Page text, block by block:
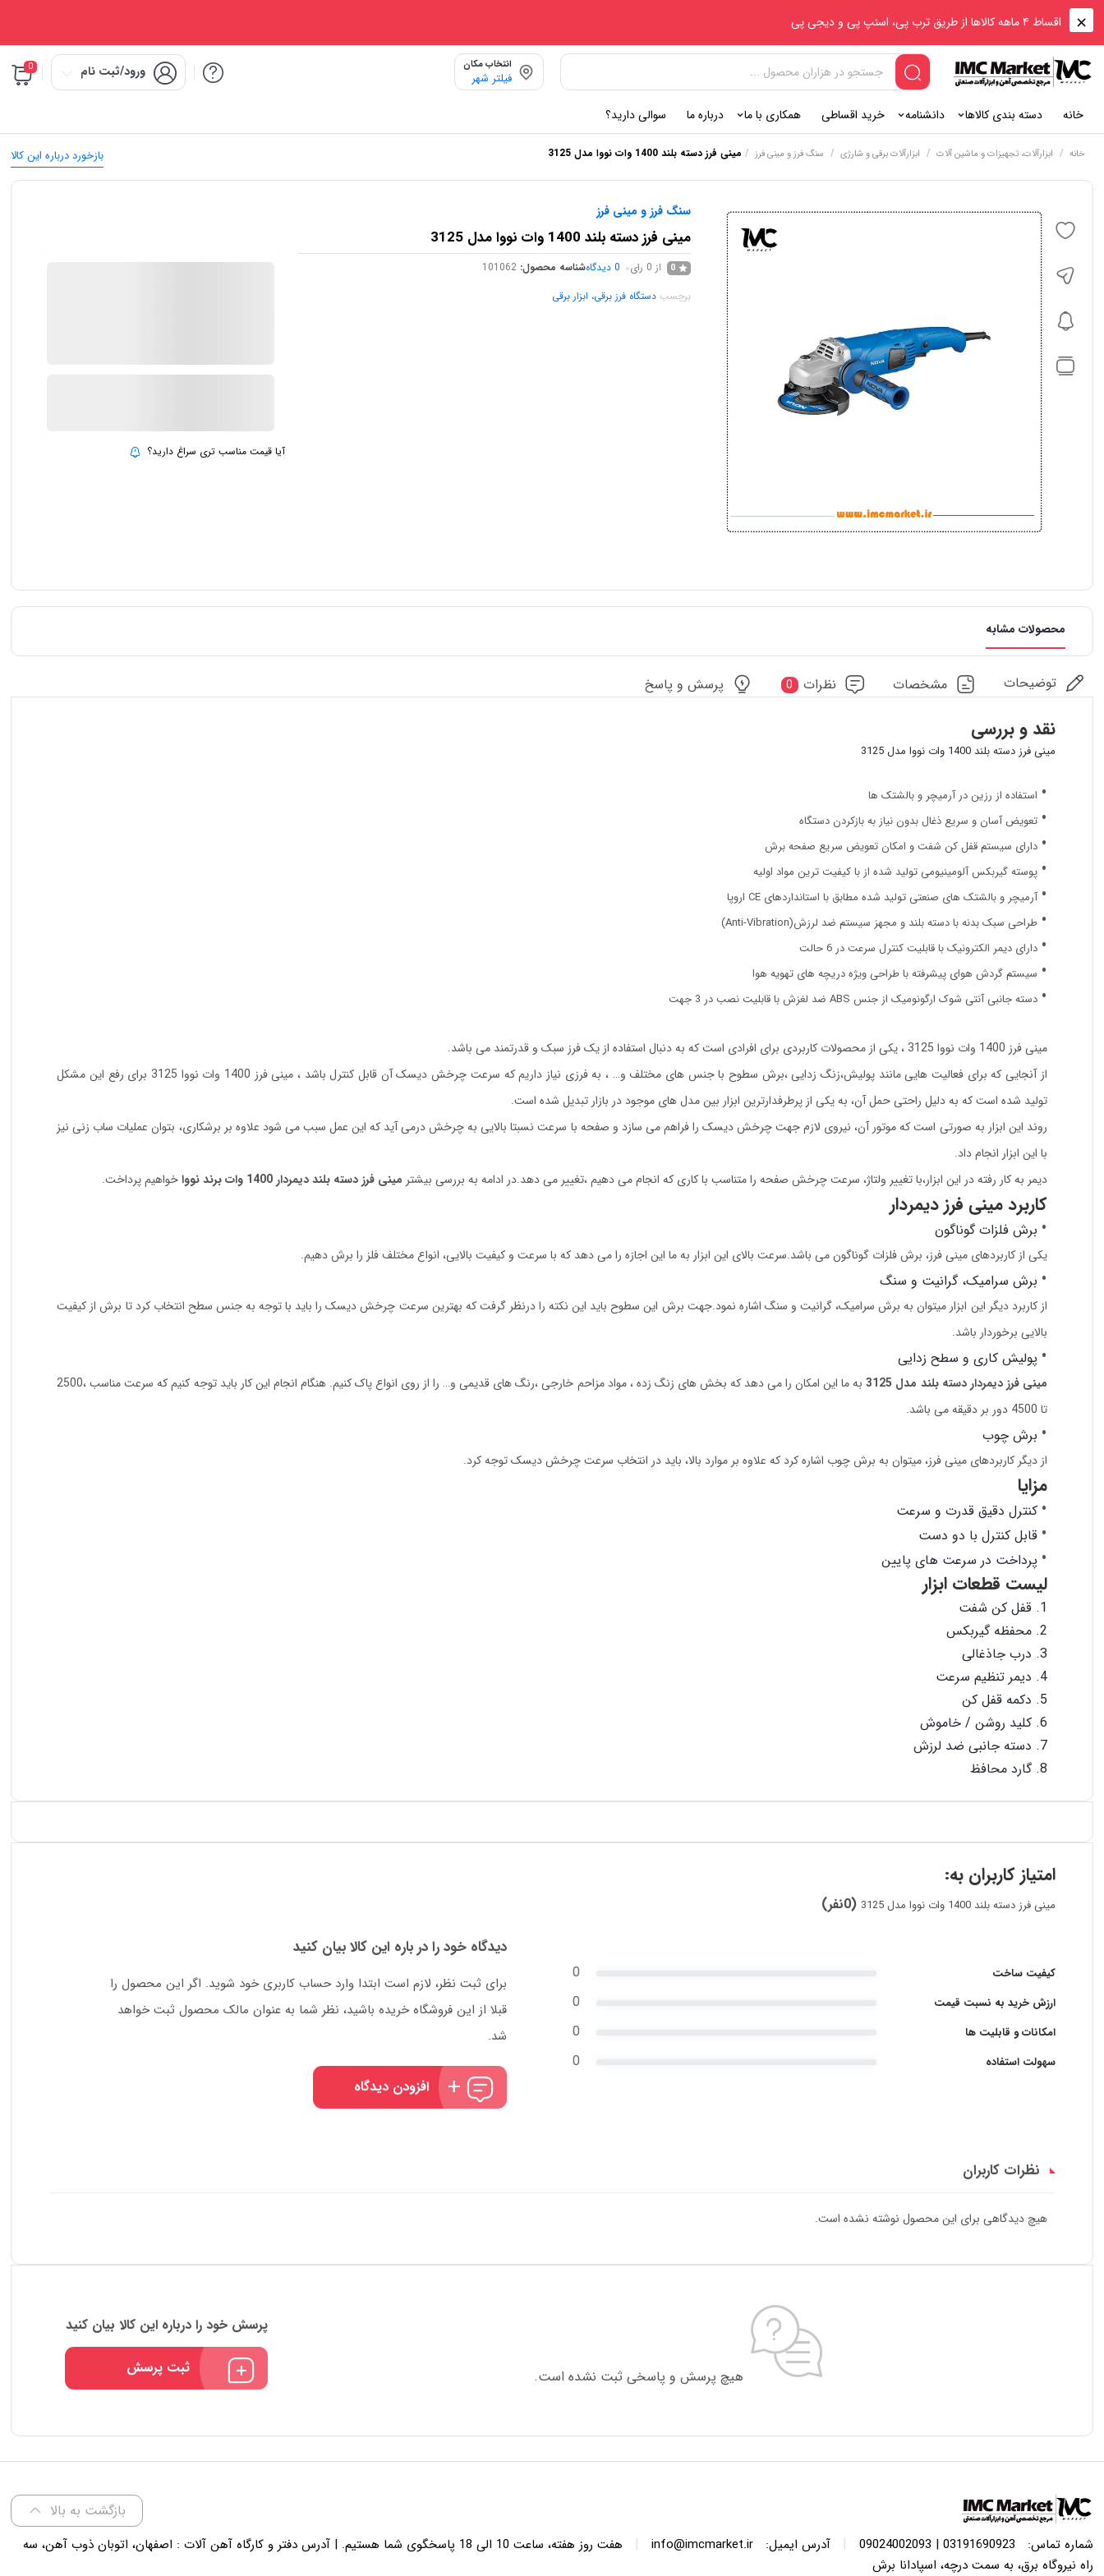
اقساط ۴ ماهه کالاها از طریق ترب پی، اسنپ پی و دیجی پی
انتخاب مکان
فیلتر شهر ورود/ثبت نام 0
خانه دسته بندی کالاها دانشنامه خرید اقساطی همکاری با ما درباره ما سوالی دارید؟
بازخورد درباره این کالا خانه / ابزارآلات، تجهیزات و ماشین آلات / ابزارآلات برقی و شارژی / سنگ فرز و مینی فرز / مینی فرز دسته بلند 1400 وات نووا مدل 3125
سنگ فرز و مینی فرز
مینی فرز دسته بلند 1400 وات نووا مدل 3125
0 از 0 رای 0 دیدگاهشناسه محصول:101062
برچسبدستگاه فرز برقی، ابزار برقی
آیا قیمت مناسب تری سراغ دارید؟
محصولات مشابه
توضیحات مشخصات نظرات 0 پرسش و پاسخ
نقد و بررسی
مینی فرز دسته بلند 1400 وات نووا مدل 3125
استفاده از رزین در آرمیچر و بالشتک ها
تعویض آسان و سریع ذغال بدون نیاز به بازکردن دستگاه
دارای سیستم قفل کن شفت و امکان تعویض سریع صفحه برش
پوسته گیربکس آلومینیومی تولید شده از با کیفیت ترین مواد اولیه
آرمیچر و بالشتک های صنعتی تولید شده مطابق با استانداردهای CE اروپا
طراحی سبک بدنه با دسته بلند و مجهز سیستم ضد لرزش(Anti-Vibration)
دارای دیمر الکترونیک با قابلیت کنترل سرعت در 6 حالت
سیستم گردش هوای پیشرفته با طراحی ویژه دریچه های تهویه هوا
دسته جانبی آنتی شوک ارگونومیک از جنس ABS ضد لغزش با قابلیت نصب در 3 جهت
مینی فرز 1400 وات نووا 3125 ، یکی از محصولات کاربردی برای افرادی است که به دنبال استفاده از یک فرز سبک و قدرتمند می باشد.
از آنجایی که برای فعالیت هایی مانند پولیش،زنگ زدایی ،برش سطوح با جنس های مختلف و… ، به فرزی نیاز داریم که سرعت چرخش دیسک آن قابل کنترل باشد ، مینی فرز 1400 وات نووا 3125 برای رفع این مشکل
تولید شده است که به دلیل راحتی حمل آن، به یکی از پرطرفدارترین ابزار بین مدل های موجود در بازار تبدیل شده است.
روند این ابزار به صورتی است که موتور آن، نیروی لازم جهت چرخش دیسک را فراهم می سازد و صفحه با سرعت نسبتا بالایی به چرخش درمی آید که این عمل سبب می شود علاوه بر برشکاری، بتوان عملیات ساب زنی نیز
با این ابزار انجام داد.
دیمر به کار رفته در این ابزار،با تغییر ولتاژ، سرعت چرخش صفحه را متناسب با کاری که انجام می دهیم ،تغییر می دهد.در ادامه به بررسی بیشتر مینی فرز دسته بلند دیمردار 1400 وات برند نووا خواهیم پرداخت.
کاربرد مینی فرز دیمردار
برش فلزات گوناگون
یکی از کاربردهای مینی فرز، برش فلزات گوناگون می باشد.سرعت بالای این ابزار به ما این اجازه را می دهد که با سرعت و کیفیت بالایی، انواع مختلف فلز را برش دهیم.
برش سرامیک، گرانیت و سنگ
از کاربرد دیگر این ابزار میتوان به برش سرامیک، گرانیت و سنگ اشاره نمود.جهت برش این سطوح باید این نکته را درنظر گرفت که بهترین سرعت چرخش دیسک را باید با توجه به جنس سطح انتخاب کرد تا برش از کیفیت
بالایی برخوردار باشد.
پولیش کاری و سطح زدایی
مینی فرز دیمردار دسته بلند مدل 3125
به ما این امکان را می دهد که بخش های زنگ زده ، مواد مزاحم خارجی ،رنگ های قدیمی و… را از روی انواع پاک کنیم. هنگام انجام این کار باید توجه کنیم که سرعت مناسب ،2500
تا 4500 دور بر دقیقه می باشد.
برش چوب
از دیگر کاربردهای مینی فرز، میتوان به برش چوب اشاره کرد که علاوه بر موارد بالا، باید در انتخاب سرعت چرخش دیسک توجه کرد.
مزایا
کنترل دقیق قدرت و سرعت
قابل کنترل با دو دست
پرداخت در سرعت های پایین
لیست قطعات ابزار
قفل کن شفت
محفظه گیربکس
درب جاذغالی
دیمر تنظیم سرعت
دکمه قفل کن
کلید روشن / خاموش
دسته جانبی ضد لرزش
گارد محافظ
امتیاز کاربران به:
مینی فرز دسته بلند 1400 وات نووا مدل 3125 (0نفر)
کیفیت ساخت 0
ارزش خرید به نسبت قیمت 0
امکانات و قابلیت ها 0
سهولت استفاده 0
دیدگاه خود را در باره این کالا بیان کنید
برای ثبت نظر، لازم است ابتدا وارد حساب کاربری خود شوید. اگر این محصول را
قبلا از این فروشگاه خریده باشید، نظر شما به عنوان مالک محصول ثبت خواهد
شد.
افزودن دیدگاه
نظرات کاربران
هیچ دیدگاهی برای این محصول نوشته نشده است.
هیچ پرسش و پاسخی ثبت نشده است.
پرسش خود را درباره این کالا بیان کنید
ثبت پرسش
بازگشت به بالا
شماره تماس: 03191690923 | 09024002093
| آدرس ایمیل: info@imcmarket.ir
|
هفت روز هفته، ساعت 10 الی 18 پاسخگوی شما هستیم. | آدرس دفتر و کارگاه آهن آلات : اصفهان، اتوبان ذوب آهن، سه
راه نیروگاه برق، به سمت درچه، اسپادانا برش